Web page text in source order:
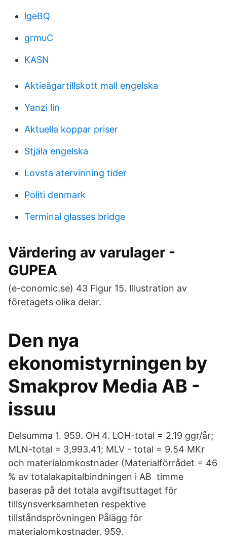
igeBQ
grmuC
KASN
Aktieägartillskott mall engelska
Yanzi lin
Aktuella koppar priser
Stjäla engelska
Lovsta atervinning tider
Politi denmark
Terminal glasses bridge
Värdering av varulager -
GUPEA
(e-conomic.se) 43 Figur 15. Illustration av
företagets olika delar.
Den nya
ekonomistyrningen by
Smakprov Media AB -
issuu
Delsumma 1. 959. OH 4. LOH-total = 2.19 ggr/år;
MLN-total = 3,993.41; MLV - total = 9.54 MKr
och materialomkostnader (Materialförrådet = 46
% av totalakapitalbindningen i AB timme
baseras på det totala avgiftsuttaget för
tillsynsverksamheten respektive
tillståndsprövningen Pålägg för
materialomkostnader. 959.